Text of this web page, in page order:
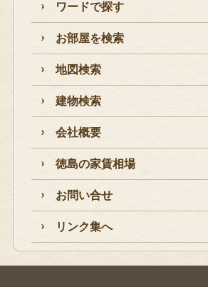
ワードで探す
お部屋を検索
地図検索
建物検索
会社概要
徳島の家賃相場
お問い合せ
リンク集へ